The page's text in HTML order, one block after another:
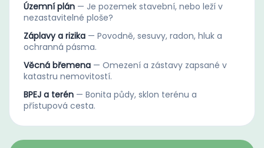
Územní plán — Je pozemek stavební, nebo leží v
nezastavitelné ploše?
Záplavy a rizika — Povodně, sesuvy, radon, hluk a
ochranná pásma.
Věcná břemena — Omezení a zástavy zapsané v
katastru nemovitostí.
BPEJ a terén — Bonita půdy, sklon terénu a
přístupová cesta.